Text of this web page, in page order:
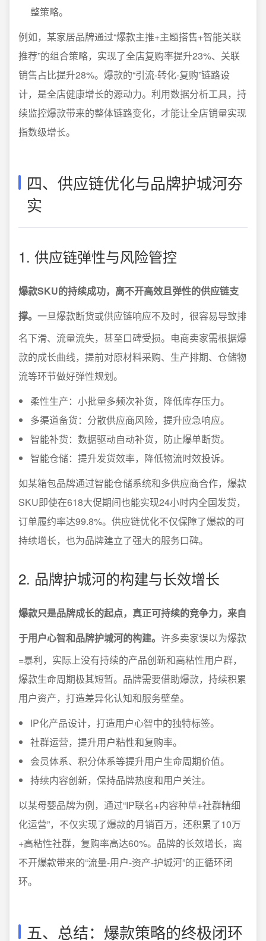
整策略。
例如，某家居品牌通过“爆款主推+主题搭售+智能关联
推荐”的组合策略，实现了全店复购率提升23%、关联
销售占比提升28%。爆款的“引流-转化-复购”链路设
计，是全店健康增长的源动力。利用数据分析工具，持
续监控爆款带来的整体链路变化，才能让全店销量实现
指数级增长。
四、供应链优化与品牌护城河夯
实
1. 供应链弹性与风险管控
爆款SKU的持续成功，离不开高效且弹性的供应链支
撑。 一旦爆款断货或供应链响应不及时，很容易导致排
名下滑、流量流失，甚至口碑受损。电商卖家需根据爆
款的成长曲线，提前对原材料采购、生产排期、仓储物
流等环节做好弹性规划。
柔性生产：小批量多频次补货，降低库存压力。
多渠道备货：分散供应商风险，提升应急响应。
智能补货：数据驱动自动补货，防止爆单断货。
智能仓储：提升发货效率，降低物流时效投诉。
如某箱包品牌通过智能仓储系统和多供应商合作，爆款
SKU即使在618大促期间也能实现24小时内全国发货，
订单履约率达99.8%。供应链优化不仅保障了爆款的可
持续增长，也为品牌建立了强大的服务口碑。
2. 品牌护城河的构建与长效增长
爆款只是品牌成长的起点，真正可持续的竞争力，来自
于用户心智和品牌护城河的构建。 许多卖家误以为爆款
=暴利，实际上没有持续的产品创新和高粘性用户群，
爆款生命周期极其短暂。品牌需要借助爆款，持续积累
用户资产，打造差异化认知和服务壁垒。
IP化产品设计，打造用户心智中的独特标签。
社群运营，提升用户粘性和复购率。
会员体系、积分体系等提升用户生命周期价值。
持续内容创新，保持品牌热度和用户关注。
以某母婴品牌为例，通过“IP联名+内容种草+社群精细
化运营”，不仅实现了爆款的月销百万，还积累了10万
+高粘性社群，复购率高达60%。品牌的长效增长，离
不开爆款带来的“流量-用户-资产-护城河”的正循环闭
环。
五、总结：爆款策略的终极闭环